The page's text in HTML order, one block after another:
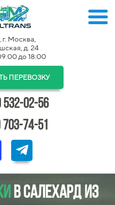
г. Москва,
д. 24
до 18:00
ПЕРЕВОЗКУ
532-02-56
703-74-51
в Салехард из